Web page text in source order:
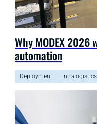
Why MODEX
automation
Deployment Intralogistics